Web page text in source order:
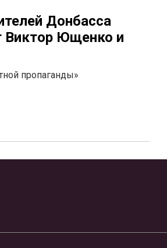
Донбасса
Виктор Ющенко и
пропаганды»